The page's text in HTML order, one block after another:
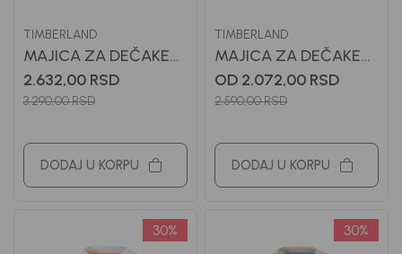
TIMBERLAND
MAJICA ZA DEČAKE
TIMBERLAND
2.632,00 RSD
3.290,00RSD
DODAJ U KORPU
TIMBERLAND
MAJICA ZA DEČAKE
TIMBERLAND
OD 2.072,00 RSD
2.590,00RSD
DODAJ U KORPU
30% 30%